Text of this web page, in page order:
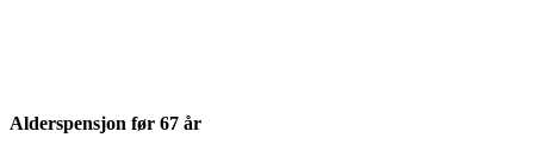
Alderspensjon før 67 år